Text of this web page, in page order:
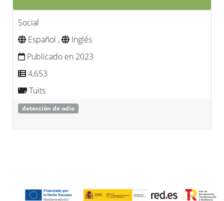
Social
Español ,
Inglés
Publicado en 2023
4,653
Tuits
detección de odio